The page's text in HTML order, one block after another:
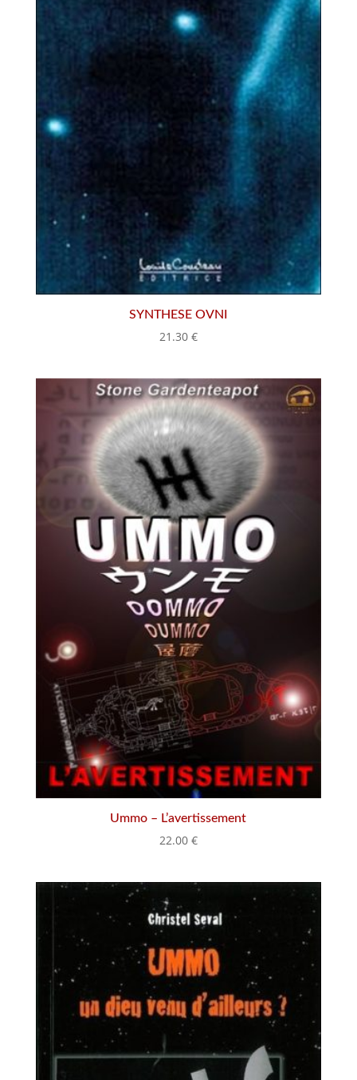
SYNTHESE OVNI
21.30 €
Ummo – L’avertissement
22.00 €